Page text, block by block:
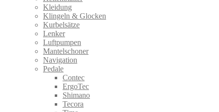
Kleidung
Klingeln & Glocken
Kurbelsätze
Lenker
Luftpumpen
Mantelschoner
Navigation
Pedale
Contec
ErgoTec
Shimano
Tecora